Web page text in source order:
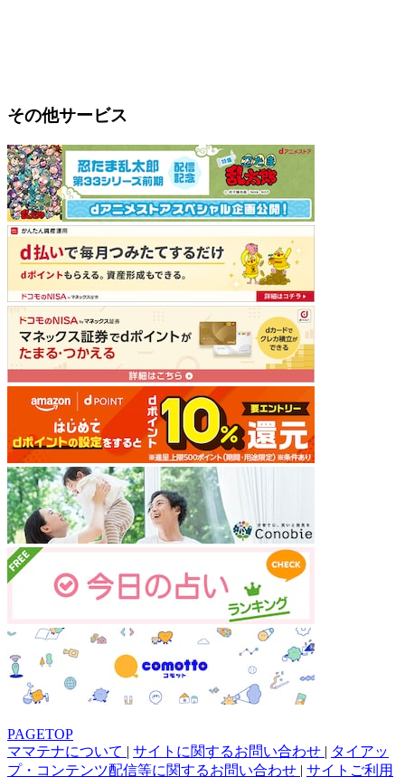
その他サービス
PAGETOP
ママテナについて | サイトに関するお問い合わせ | タイアッ
プ・コンテンツ配信等に関するお問い合わせ | サイトご利用